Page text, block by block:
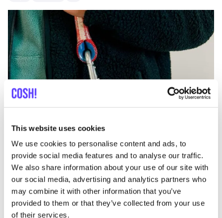
This website uses cookies
We use cookies to personalise content and ads, to
provide social media features and to analyse our traffic.
We also share information about your use of our site with
our social media, advertising and analytics partners who
may combine it with other information that you’ve
provided to them or that they’ve collected from your use
of their services.